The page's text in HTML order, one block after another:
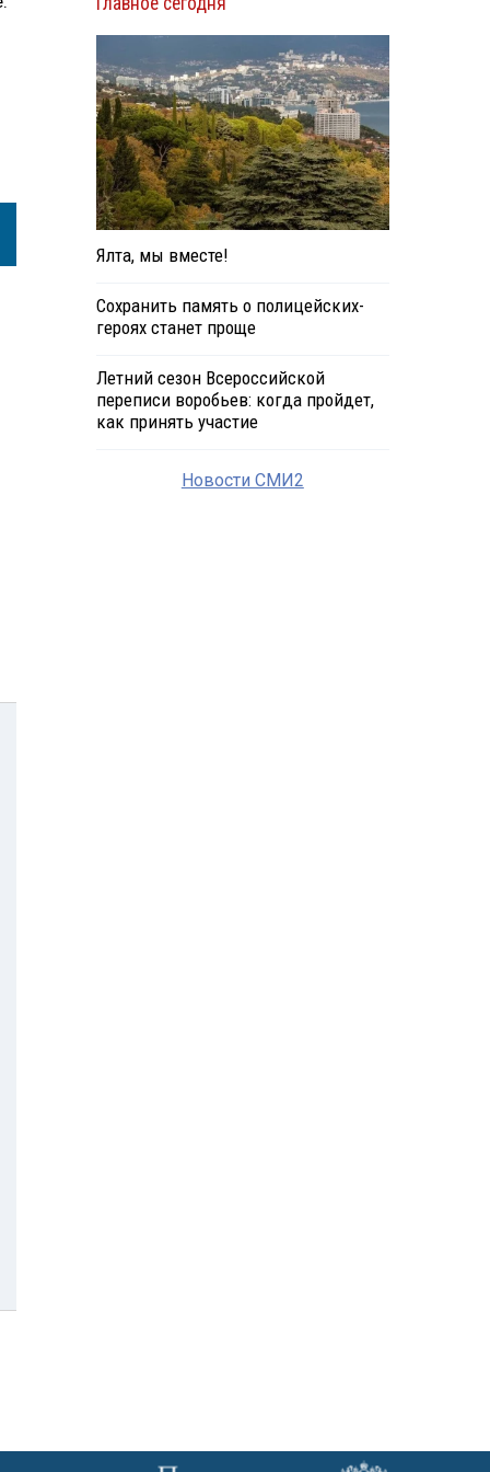
Ялта, мы вместе!
Сохранить память о полицейских-
героях станет проще
Летний сезон Всероссийской
переписи воробьев: когда пройдет,
как принять участие
Новости СМИ2